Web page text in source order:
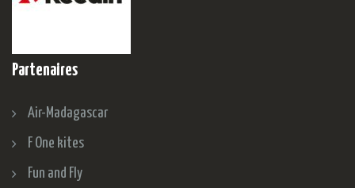
Partenaires
Air-Madagascar
F One kites
Fun and Fly